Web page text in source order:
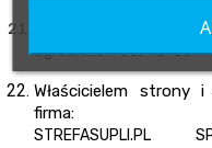
Zwrotów
Ogrodników 85, 93-054
Właścicielem strony
firma:
STREFASUPLI.PL